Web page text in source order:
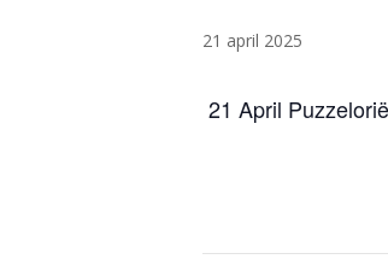
21 april 2025
21 April